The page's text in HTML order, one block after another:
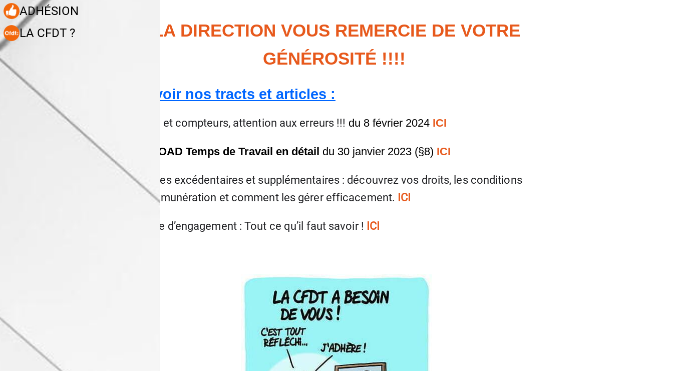
ADHÉSION
LA CFDT ?
LA DIRECTION VOUS REMERCIE DE VOTRE
GÉNÉROSITÉ !!!!
Revoir nos tracts et articles :
Paye et compteurs, attention aux erreurs !!! du 8 février 2024 ICI
RELOAD Temps de Travail en détail du 30 janvier 2023 (§8) ICI
Heures excédentaires et supplémentaires : découvrez vos droits, les conditions
de rémunération et comment les gérer efficacement. ICI
Prime d’engagement : Tout ce qu’il faut savoir ! ICI